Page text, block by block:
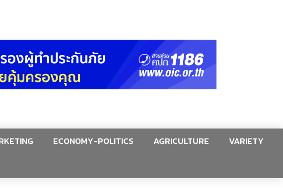
ECONOMY-POLITICS AGRICULTURE
VARIETY